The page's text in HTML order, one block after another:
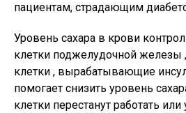
пациентам, страдающим
Уровень сахара в крови
клетки поджелудочной железы
клетки , вырабатывающие
помогает снизить уровень
клетки перестанут работать